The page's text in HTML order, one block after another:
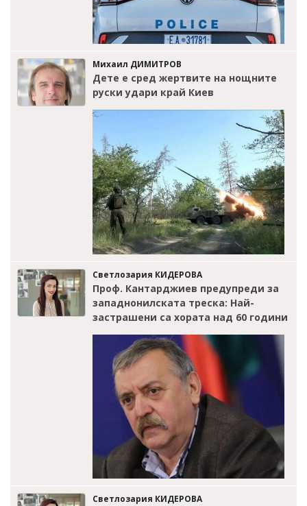
Михаил ДИМИТРОВ
Дете е сред жертвите на нощните
руски удари край Киев
Светлозария КИДЕРОВА
Проф. Кантарджиев предупреди за
западнонилската треска: Най-
застрашени са хората над 60 години
Светлозария КИДЕРОВА